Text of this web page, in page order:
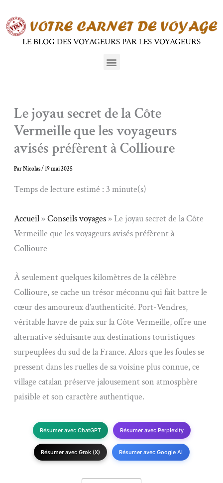
au
contenuLE BLOG DES VOYAGEURS PAR LES VOYAGEURS
Menu
Le joyau secret de la Côte
Vermeille que les voyageurs
avisés préfèrent à Collioure
ParNicolas/19 mai 2025
Temps de lecture estimé : 3 minute(s)
Accueil»Conseils voyages»Le joyau secret de la Côte
Vermeille que les voyageurs avisés préfèrent à
Collioure
À seulement quelques kilomètres de la célèbre
Collioure, se cache un trésor méconnu qui fait battre le
cœur des amoureux d’authenticité. Port-Vendres,
véritable havre de paix sur la Côte Vermeille, offre une
alternative séduisante aux destinations touristiques
surpeuplées du sud de la France. Alors que les foules se
pressent dans les ruelles de sa voisine plus connue, ce
village catalan préserve jalousement son atmosphère
paisible et son caractère authentique.
Résumer avec ChatGPT Résumer avec Perplexity
Résumer avec Grok (X) Résumer avec Google AI